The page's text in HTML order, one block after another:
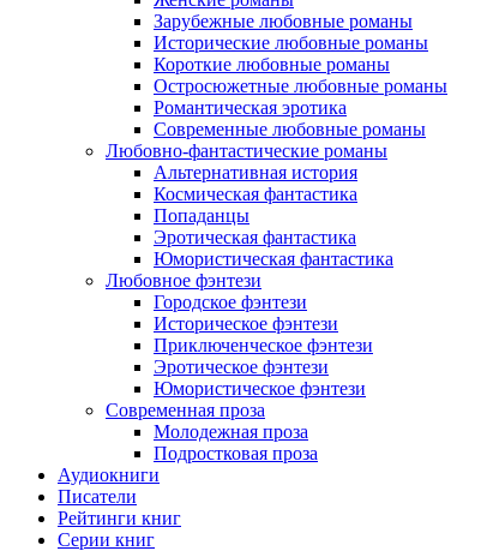
Зарубежные любовные романы
Исторические любовные романы
Короткие любовные романы
Остросюжетные любовные романы
Романтическая эротика
Современные любовные романы
Любовно-фантастические романы
Альтернативная история
Космическая фантастика
Попаданцы
Эротическая фантастика
Юмористическая фантастика
Любовное фэнтези
Городское фэнтези
Историческое фэнтези
Приключенческое фэнтези
Эротическое фэнтези
Юмористическое фэнтези
Современная проза
Молодежная проза
Подростковая проза
Аудиокниги
Писатели
Рейтинги книг
Серии книг